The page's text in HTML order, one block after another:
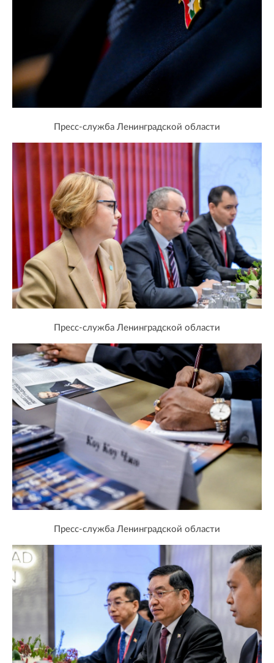
Пресс-служба Ленинградской области
Пресс-служба Ленинградской области
Пресс-служба Ленинградской области